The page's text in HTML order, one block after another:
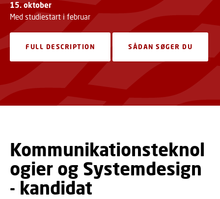
15. oktober
Med studiestart i februar
FULL DESCRIPTION SÅDAN SØGER DU
Kommunikationsteknol
ogier og Systemdesign
- kandidat